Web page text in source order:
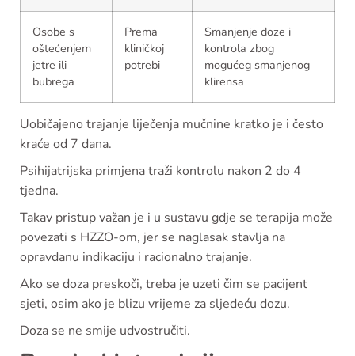
Osobe s
oštećenjem
jetre ili
bubrega
Prema
kliničkoj
potrebi
Smanjenje doze i
kontrola zbog
mogućeg smanjenog
klirensa
Uobičajeno trajanje liječenja mučnine kratko je i često
kraće od 7 dana.
Psihijatrijska primjena traži kontrolu nakon 2 do 4
tjedna.
Takav pristup važan je i u sustavu gdje se terapija može
povezati s HZZO-om, jer se naglasak stavlja na
opravdanu indikaciju i racionalno trajanje.
Ako se doza preskoči, treba je uzeti čim se pacijent
sjeti, osim ako je blizu vrijeme za sljedeću dozu.
Doza se ne smije udvostručiti.